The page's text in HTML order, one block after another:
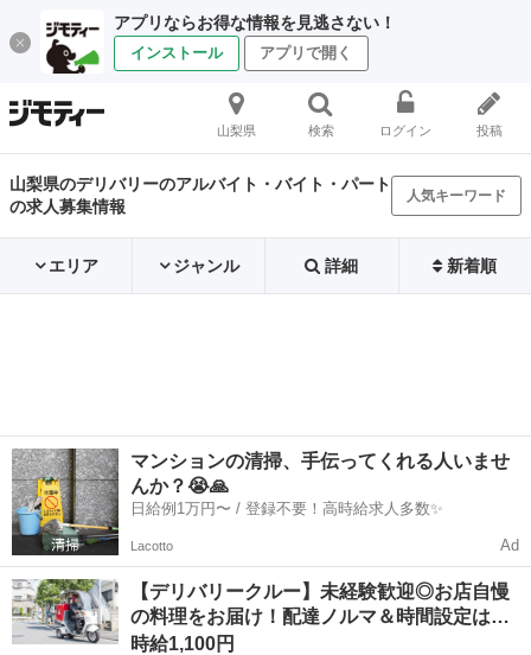
アプリならお得な情報を見逃さない！
インストール アプリで開く
山梨県 検索 ログイン 投稿
山梨県のデリバリーのアルバイト・バイト・パート
の求人募集情報
人気キーワード
エリア ジャンル 詳細 新着順
マンションの清掃、手伝ってくれる人いませ
んか？😭🙏
日給例1万円〜 / 登録不要！高時給求人多数✨
Lacotto Ad
【デリバリークルー】未経験歓迎◎お店自慢
の料理をお届け！配達ノルマ＆時間設定は…
時給1,100円